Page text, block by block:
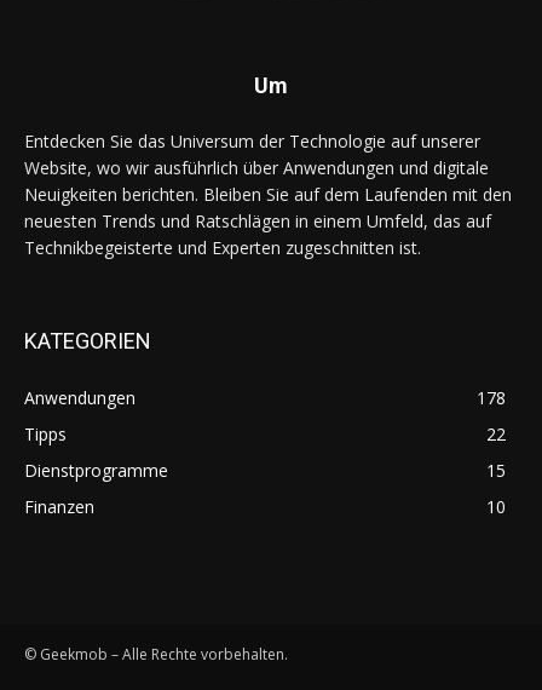
Um
Entdecken Sie das Universum der Technologie auf unserer
Website, wo wir ausführlich über Anwendungen und digitale
Neuigkeiten berichten. Bleiben Sie auf dem Laufenden mit den
neuesten Trends und Ratschlägen in einem Umfeld, das auf
Technikbegeisterte und Experten zugeschnitten ist.
KATEGORIEN
Anwendungen
178
Tipps
22
Dienstprogramme
15
Finanzen
10
© Geekmob – Alle Rechte vorbehalten.